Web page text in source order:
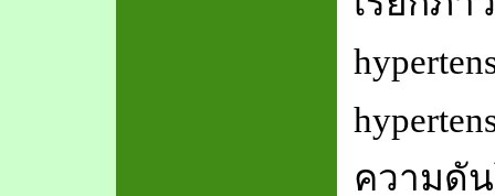
ความดั